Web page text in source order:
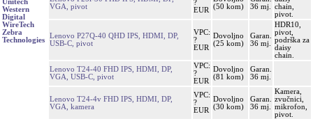
Unitech
Western
Digital
WireTech
Zebra
Technologies
VGA, pivot
?
EUR
(50 kom)
36 mj.
chain,
pivot.
Lenovo P27Q-40 QHD IPS, HDMI, DP,
USB-C, pivot
VPC:
?
EUR
Dovoljno
(25 kom)
Garan.
36 mj.
HDR10,
pivot,
podrška za
daisy
chain.
Lenovo T24-40 FHD IPS, HDMI, DP,
VGA, USB-C, pivot
VPC:
?
EUR
Dovoljno
(81 kom)
Garan.
36 mj.
Lenovo T24-4v FHD IPS, HDMI, DP,
VGA, kamera
VPC:
?
EUR
Dovoljno
(30 kom)
Garan.
36 mj.
Kamera,
zvučnici,
mikrofon,
pivot.